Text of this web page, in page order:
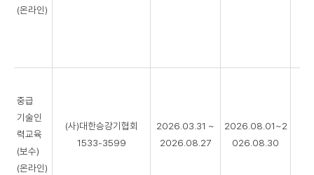
(온라인)
중급
기술인
력교육
(보수)
(온라인)
(사)대한승강기협회
1533-3599
2026.03.31 ~
2026.08.27
2026.08.01~2
026.08.30